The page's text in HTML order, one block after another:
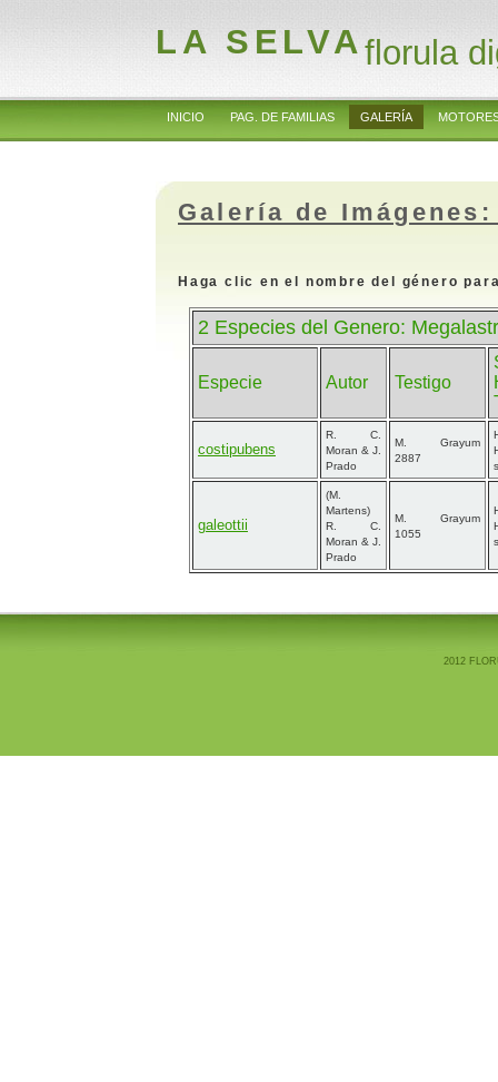
LA SELVAflorula
INICIO PAG. DE FAMILIAS GALERÍA
Galería de
Haga clic en el nombre del género
2 Especies del Genero:
Especie Autor Testigo
costipubens
R. C.
Moran & J.
Prado
M. Grayum
2887
galeottii
(M.
Martens)
R. C.
Moran & J.
Prado
M. Grayum
1055
2012